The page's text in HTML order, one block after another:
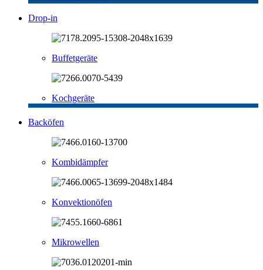
Drop-in
Buffetgeräte
Kochgeräte
Backöfen
Kombidämpfer
Konvektionöfen
Mikrowellen